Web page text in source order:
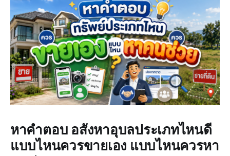
หาคำตอบ อสังหาอุบลประเภทไหนดี
แบบไหนควรขายเอง แบบไหนควรหา